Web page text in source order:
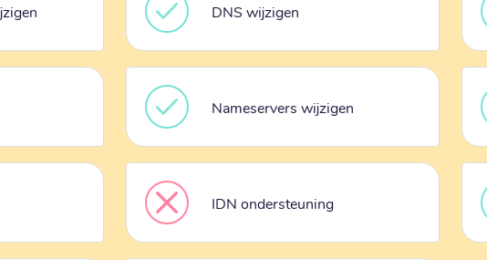
DNS wijzigen
Nameservers wijzigen
IDN ondersteuning